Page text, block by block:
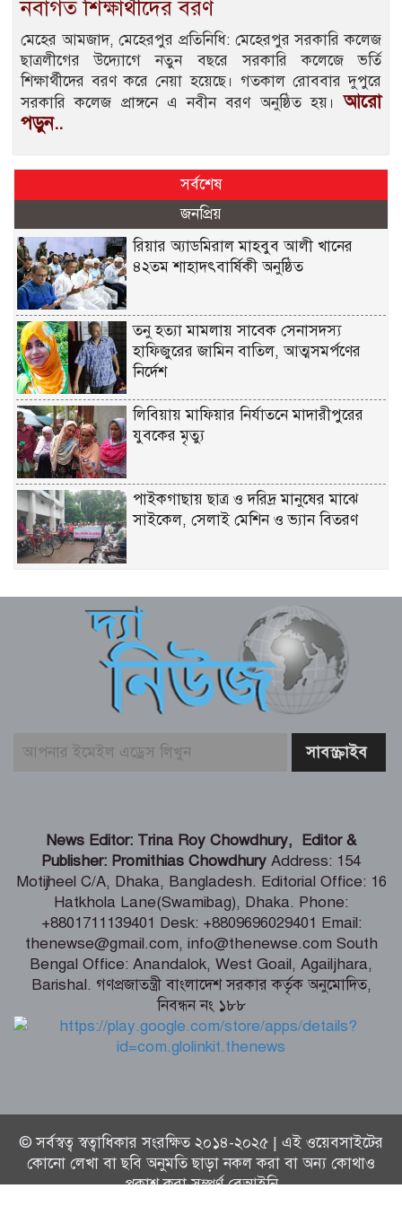
নবাগত শিক্ষার্থীদের বরণ
মেহের আমজাদ, মেহেরপুর প্রতিনিধি: মেহেরপুর সরকারি কলেজ
ছাত্রলীগের উদ্যোগে নতুন বছরে সরকারি কলেজে ভর্তি
শিক্ষার্থীদের বরণ করে নেয়া হয়েছে। গতকাল রোববার দুপুরে
সরকারি কলেজ প্রাঙ্গনে এ নবীন বরণ অনুষ্ঠিত হয়।আরো
পড়ুন..
সর্বশেষ
জনপ্রিয়
রিয়ার অ্যাডমিরাল মাহবুব আলী খানের
৪২তম শাহাদৎবার্ষিকী অনুষ্ঠিত
তনু হত্যা মামলায় সাবেক সেনাসদস্য
হাফিজুরের জামিন বাতিল, আত্মসমর্পণের
নির্দেশ
লিবিয়ায় মাফিয়ার নির্যাতনে মাদারীপুরের
যুবকের মৃত্যু
পাইকগাছায় ছাত্র ও দরিদ্র মানুষের মাঝে
সাইকেল, সেলাই মেশিন ও ভ্যান বিতরণ
কমান্ডারের বাংলাদেশ সফর শেষ
ভারতীয় হাইক‌মিশনা‌রের স‌ঙ্গে আইএবিডির
প্রতি‌নি‌ধিদ‌লের সাক্ষাৎ
গ্যাস-বিদ্যুৎ সংকটের জবাব চেয়ে
প্রধানমন্ত্রীর কাছে স্মারকলিপি ১১ দলের
পররাষ্ট্রমন্ত্রীর কা‌ছে ইউএনডিপির আবাসিক
প্রতিনিধির পরিচয়পত্র পেশ
ভারতে আওয়ামী লীগের কর্মকাণ্ড বন্ধ না
করলে সম্পর্কে উদ্বেগ বাড়বে – প্রতিমন্ত্রী শামা
ওবায়েদ
শিকলবিহীন গণতান্ত্রিক ব্যবস্থা প্রতিষ্ঠার জন্যই
শিকল ভেঙেছি আমরা – তথ্যমন্ত্রী
News Editor: Trina Roy Chowdhury, Editor &
Publisher: Promithias Chowdhury Address: 154
Motijheel C/A, Dhaka, Bangladesh. Editorial Office: 16
Hatkhola Lane(Swamibag), Dhaka. Phone:
+8801711139401 Desk: +8809696029401 Email:
thenewse@gmail.com, info@thenewse.com South
Bengal Office: Anandalok, West Goail, Agailjhara,
Barishal. গণপ্রজাতন্ত্রী বাংলাদেশ সরকার কর্তৃক অনুমোদিত,
নিবন্ধন নং ১৮৮
© সর্বস্বত্ব স্বত্বাধিকার সংরক্ষিত ২০১৪-২০২৫ | এই ওয়েবসাইটের
কোনো লেখা বা ছবি অনুমতি ছাড়া নকল করা বা অন্য কোথাও
প্রকাশ করা সম্পূর্ণ বেআইনি